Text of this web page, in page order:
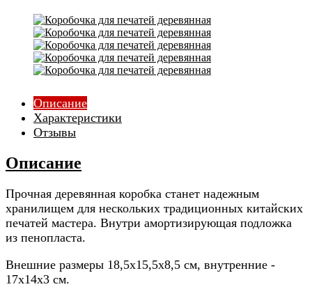
Описание
Характеристики
Отзывы
Описание
Прочная деревянная коробка станет надежным
хранилищем для нескольких традиционных китайских
печатей мастера. Внутри амортизирующая подложка
из пенопласта.
Внешние размеры 18,5х15,5х8,5 см, внутренние -
17х14х3 см.